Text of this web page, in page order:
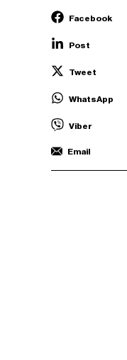
Facebook
Post
Tweet
WhatsApp
Viber
Email